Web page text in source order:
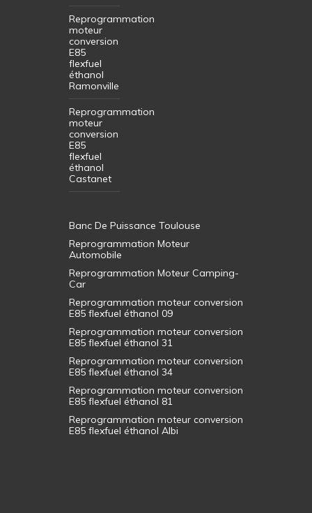
Reprogrammation
moteur
conversion
E85
flexfuel
éthanol
Ramonville
Reprogrammation
moteur
conversion
E85
flexfuel
éthanol
Castanet
Banc De Puissance Toulouse
Reprogrammation Moteur
Automobile
Reprogrammation Moteur Camping-
Car
Reprogrammation moteur conversion
E85 flexfuel éthanol 09
Reprogrammation moteur conversion
E85 flexfuel éthanol 31
Reprogrammation moteur conversion
E85 flexfuel éthanol 34
Reprogrammation moteur conversion
E85 flexfuel éthanol 81
Reprogrammation moteur conversion
E85 flexfuel éthanol Albi